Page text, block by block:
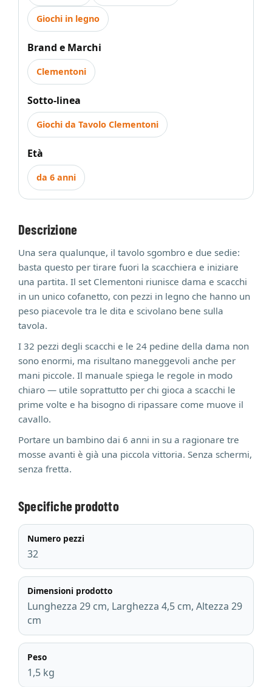
Giochi in legno
Brand e Marchi
Clementoni
Sotto-linea
Giochi da Tavolo Clementoni
Età
da 6 anni
Descrizione
Una sera qualunque, il tavolo sgombro e due sedie:
basta questo per tirare fuori la scacchiera e iniziare
una partita. Il set Clementoni riunisce dama e scacchi
in un unico cofanetto, con pezzi in legno che hanno un
peso piacevole tra le dita e scivolano bene sulla
tavola.
I 32 pezzi degli scacchi e le 24 pedine della dama non
sono enormi, ma risultano maneggevoli anche per
mani piccole. Il manuale spiega le regole in modo
chiaro — utile soprattutto per chi gioca a scacchi le
prime volte e ha bisogno di ripassare come muove il
cavallo.
Portare un bambino dai 6 anni in su a ragionare tre
mosse avanti è già una piccola vittoria. Senza schermi,
senza fretta.
Specifiche prodotto
Numero pezzi
32
Dimensioni prodotto
Lunghezza 29 cm, Larghezza 4,5 cm, Altezza 29
cm
Peso
1,5 kg